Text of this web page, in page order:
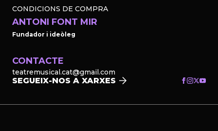
CONDICIONS DE COMPRA
ANTONI FONT MIR
Fundador i ideòleg
CONTACTE
teatremusical.cat@gmail.com
SEGUEIX-NOS A XARXES